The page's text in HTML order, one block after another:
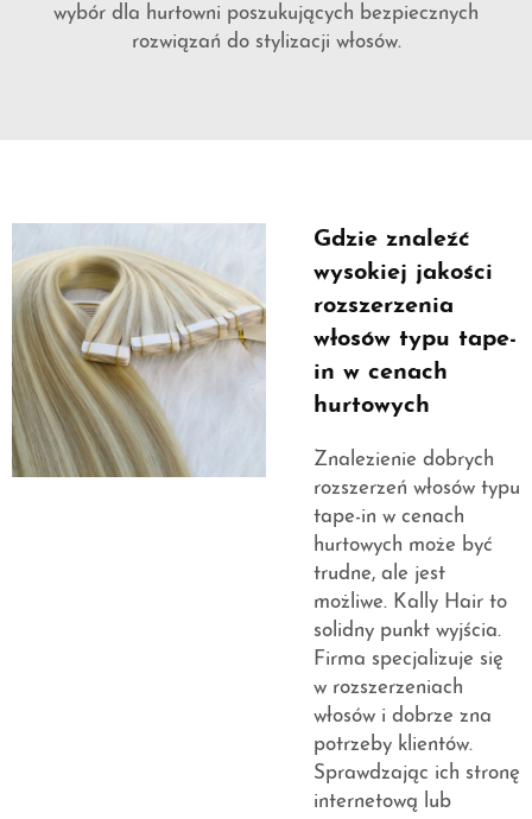
wybór dla hurtowni poszukujących bezpiecznych
rozwiązań do stylizacji włosów.
Gdzie znaleźć
wysokiej jakości
rozszerzenia
włosów typu tape-
in w cenach
hurtowych
Znalezienie dobrych
rozszerzeń włosów typu
tape-in w cenach
hurtowych może być
trudne, ale jest
możliwe. Kally Hair to
solidny punkt wyjścia.
Firma specjalizuje się
w rozszerzeniach
włosów i dobrze zna
potrzeby klientów.
Sprawdzając ich stronę
internetową lub